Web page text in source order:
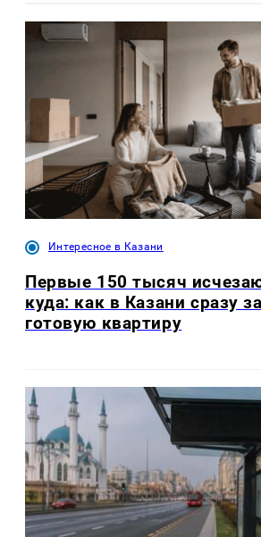
Интересное в Казани
Первые 150 тысяч
куда: как в Казани сразу
готовую квартиру